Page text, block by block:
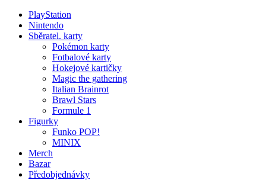
PlayStation
Nintendo
Sběratel. karty
Pokémon karty
Fotbalové karty
Hokejové kartičky
Magic the gathering
Italian Brainrot
Brawl Stars
Formule 1
Figurky
Funko POP!
MINIX
Merch
Bazar
Předobjednávky